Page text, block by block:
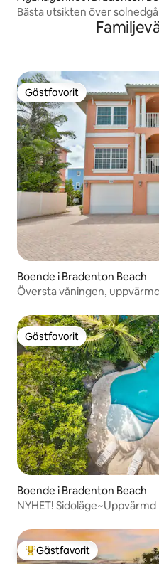
Bästa utsikten över
Gästfavorit
Gästfavorit
Boende i Bradenton Beach
Översta våningen,
Gästfavorit
Gästfavorit
Boende i Bradenton Beach
NYHET!
Populär gästfavorit
Gästfavorit